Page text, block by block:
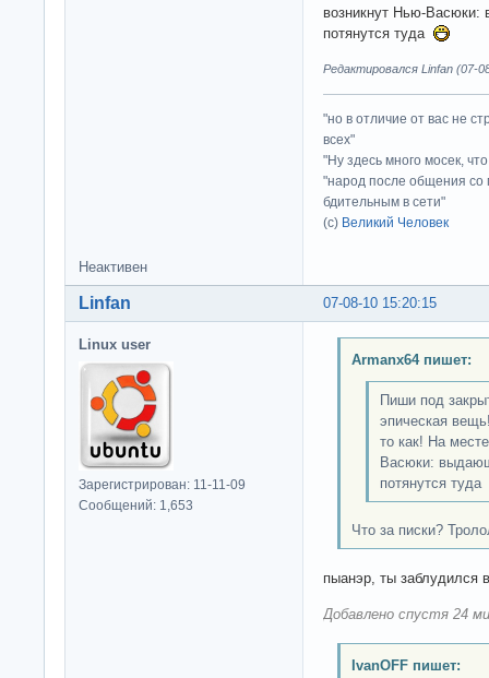
возникнут Нью-
потянутся туда
Редактировался Linfan (07-
"но в отличие от вас не
всех"
"Ну здесь много мосек,
"народ после общения со
бдительным в сети"
(с) Великий Человек
Неактивен
07-08-10 15:20:15
Linfan
Linux user
Зарегистрирован: 11-11-09
Сообщений: 1,653
Armanx64 пишет:
Пиши под
эпическая
то как! На
Васюки:
потянутся туда
Что за писки?
пыанэр, ты заблудился
Добавлено спустя 24
IvanOFF пишет: